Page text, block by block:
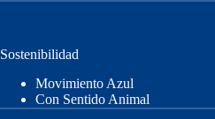
Sostenibilidad
Movimiento Azul
Con Sentido Animal